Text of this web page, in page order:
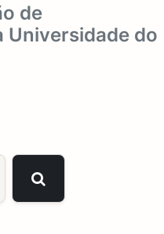
de
Universidade do